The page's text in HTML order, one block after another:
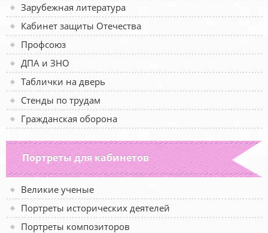
Зарубежная литература
Кабинет защиты Отечества
Профсоюз
ДПА и ЗНО
Таблички на дверь
Стенды по трудам
Гражданская оборона
Портреты для кабинетов
Великие ученые
Портреты исторических деятелей
Портреты композиторов